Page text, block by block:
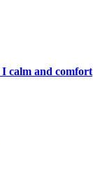
I calm and comfort